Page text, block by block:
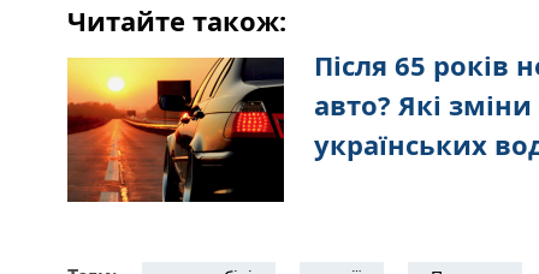
Читайте також:
Після 65 років
авто? Які
українських